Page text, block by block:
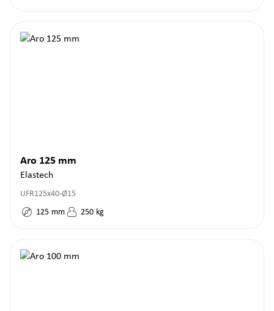
Aro 125 mm
Elastech
UFR125x40-Ø15
125 mm 250 kg